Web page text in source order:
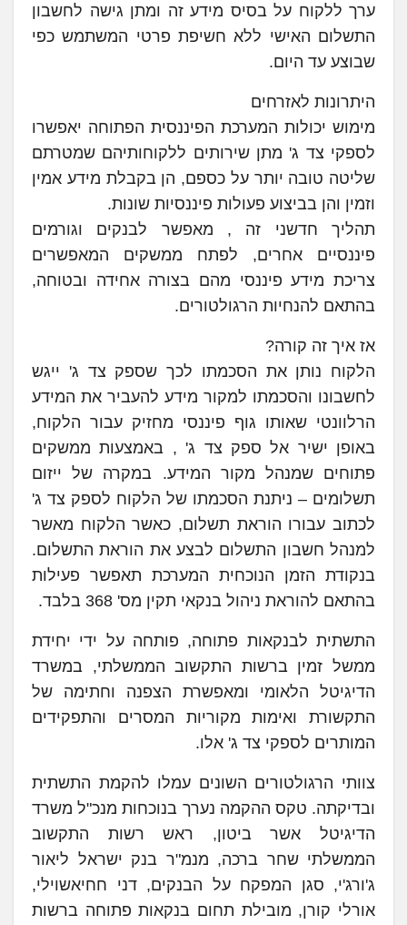
ערך ללקוח על בסיס מידע זה ומתן גישה לחשבון
התשלום האישי ללא חשיפת פרטי המשתמש כפי
שבוצע עד היום.
היתרונות לאזרחים
מימוש יכולות המערכת הפיננסית הפתוחה יאפשרו
לספקי צד ג' מתן שירותים ללקוחותיהם שמטרתם
שליטה טובה יותר על כספם, הן בקבלת מידע אמין
וזמין והן בביצוע פעולות פיננסיות שונות.
תהליך חדשני זה , מאפשר לבנקים וגורמים
פיננסיים אחרים, לפתח ממשקים המאפשרים
צריכת מידע פיננסי מהם בצורה אחידה ובטוחה,
בהתאם להנחיות הרגולטורים.
אז איך זה קורה?
הלקוח נותן את הסכמתו לכך שספק צד ג' ייגש
לחשבונו והסכמתו למקור מידע להעביר את המידע
הרלוונטי שאותו גוף פיננסי מחזיק עבור הלקוח,
באופן ישיר אל ספק צד ג' , באמצעות ממשקים
פתוחים שמנהל מקור המידע. במקרה של ייזום
תשלומים – ניתנת הסכמתו של הלקוח לספק צד ג'
לכתוב עבורו הוראת תשלום, כאשר הלקוח מאשר
למנהל חשבון התשלום לבצע את הוראת התשלום.
בנקודת הזמן הנוכחית המערכת תאפשר פעילות
בהתאם להוראת ניהול בנקאי תקין מס' 368 בלבד.
התשתית לבנקאות פתוחה, פותחה על ידי יחידת
ממשל זמין ברשות התקשוב הממשלתי, במשרד
הדיגיטל הלאומי ומאפשרת הצפנה וחתימה של
התקשורת ואימות מקוריות המסרים והתפקידים
המותרים לספקי צד ג' אלו.
צוותי הרגולטורים השונים עמלו להקמת התשתית
ובדיקתה. טקס ההקמה נערך בנוכחות מנכ"ל משרד
הדיגיטל אשר ביטון, ראש רשות התקשוב
הממשלתי שחר ברכה, מנמ"ר בנק ישראל ליאור
ג'ורג'י, סגן המפקח על הבנקים, דני חחיאשוילי,
אורלי קורן, מובילת תחום בנקאות פתוחה ברשות